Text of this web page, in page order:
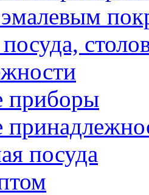
приборы
посуда